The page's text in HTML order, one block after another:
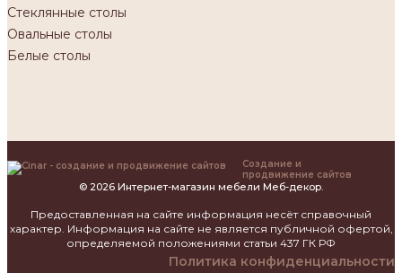
Стеклянные столы
Овальные столы
Белые столы
Создание и
продвижение сайтов
© 2026 Интернет-магазин мебели Меб-декор.
Предоставленная на сайте информация несёт справочный
характер. Информация на сайте не является публичной офертой,
определяемой положениями статьи 437 ГК РФ
Политика конфиденциальности